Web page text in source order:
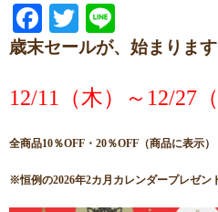
Facebook
Twitter
歳末セールが、始まります
12/11（木）～12/27（
全商品10％OFF・20％OFF（商品に表示）
※恒例の2026年2カ月カレンダープレゼン